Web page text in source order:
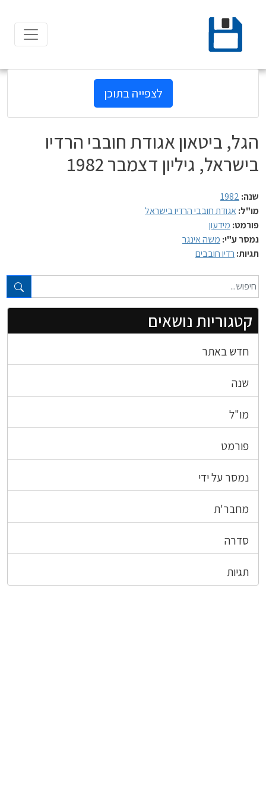
content
טקסט חופשי...
קטגוריות נושאים
חדש באתר
שנה
מו"ל
פורמט
נמסר על ידי
מחבר'ת
סדרה
תגיות
לצפייה בתוכן
הגל, ביטאון אגודת חובבי הרדיו
בישראל, גיליון דצמבר 1982
שנה: 1982
מו"ל: אגודת חובבי הרדיו בישראל
פורמט: מידעון
נמסר ע"י: משה אינגר
תגיות: רדיו חובבים